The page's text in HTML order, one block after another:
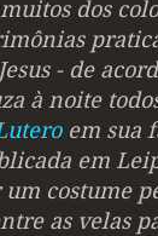
dos
- de
à noite
em sua
em
costume
as